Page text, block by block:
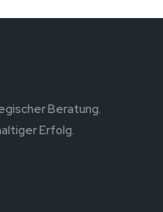
Beratung.
Erfolg.